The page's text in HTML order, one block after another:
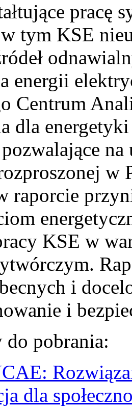
pracę
tym KSE
energii
Centrum
dla
w
raporcie
KSE w
i
i
pobrania:
dla